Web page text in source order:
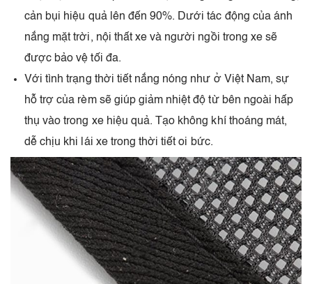
cản bụi hiệu quả lên đến 90%. Dưới tác động của ánh
nắng mặt trời, nội thất xe và người ngồi trong xe sẽ
được bảo vệ tối đa.
Với tình trạng thời tiết nắng nóng như ở Việt Nam, sự
hỗ trợ của rèm sẽ giúp giảm nhiệt độ từ bên ngoài hấp
thụ vào trong xe hiệu quả. Tạo không khí thoáng mát,
dễ chịu khi lái xe trong thời tiết oi bức.